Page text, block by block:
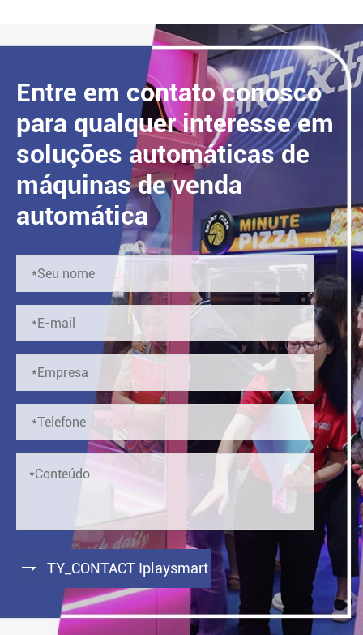
Entre em contato conosco
para qualquer interesse em
soluções automáticas de
máquinas de venda
automática
 TY_CONTACT Iplaysmart